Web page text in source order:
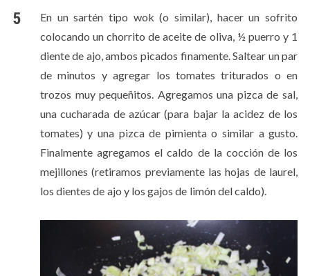
En un sartén tipo wok (o similar), hacer un sofrito
colocando un chorrito de aceite de oliva, ½ puerro y 1
diente de ajo, ambos picados finamente. Saltear un par
de minutos y agregar los tomates triturados o en
trozos muy pequeñitos. Agregamos una pizca de sal,
una cucharada de azúcar (para bajar la acidez de los
tomates) y una pizca de pimienta o similar a gusto.
Finalmente agregamos el caldo de la cocción de los
mejillones (retiramos previamente las hojas de laurel,
los dientes de ajo y los gajos de limón del caldo).